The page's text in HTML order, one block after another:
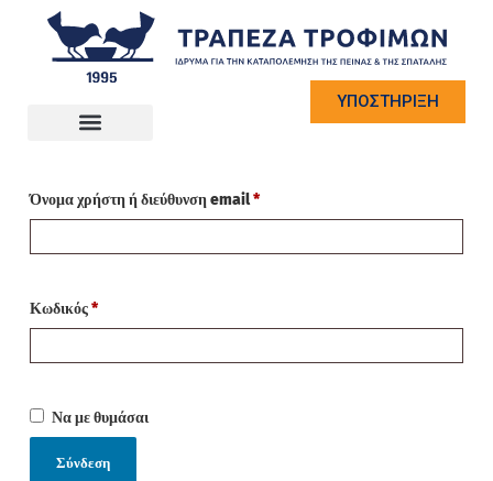
ΥΠΟΣΤΗΡΙΞΗ
Σύνδεση
Όνομα χρήστη ή διεύθυνση email*
Κωδικός*
Να με θυμάσαι
Σύνδεση